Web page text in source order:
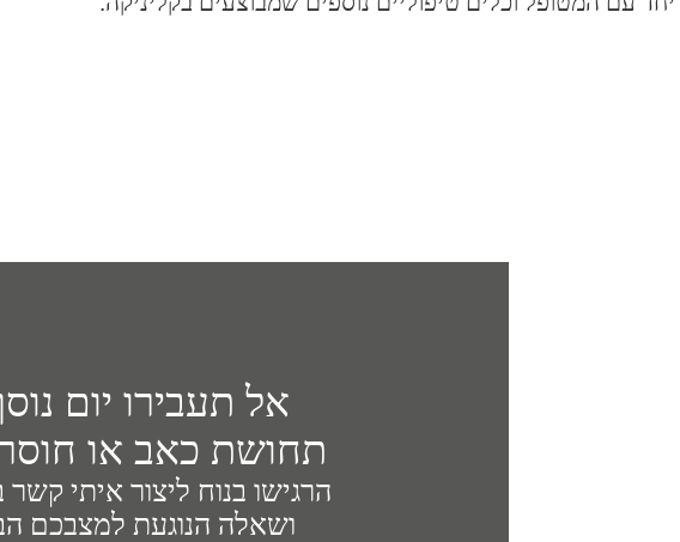
אל תעבירו יום
תחושת כאב או
הרגישו בנוח ליצור איתי
ושאלה הנוגעת למצבכם